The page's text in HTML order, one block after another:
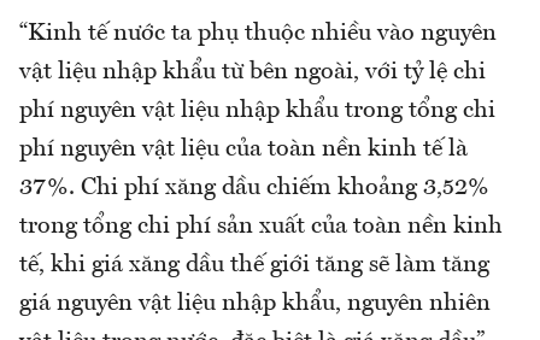
“Kinh tế nước ta phụ thuộc nhiều vào nguyên
vật liệu nhập khẩu từ bên ngoài, với tỷ lệ chi
phí nguyên vật liệu nhập khẩu trong tổng chi
phí nguyên vật liệu của toàn nền kinh tế là
37%. Chi phí xăng dầu chiếm khoảng 3,52%
trong tổng chi phí sản xuất của toàn nền kinh
tế, khi giá xăng dầu thế giới tăng sẽ làm tăng
giá nguyên vật liệu nhập khẩu, nguyên nhiên